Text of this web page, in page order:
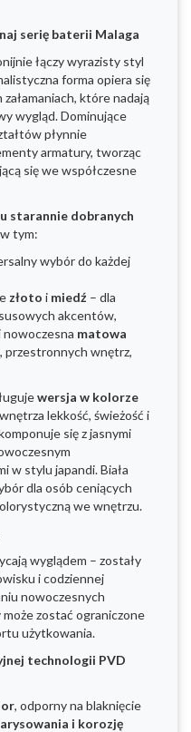
serię baterii Malaga
łączy wyrazisty styl
forma opiera się
które nadają
wygląd. Dominujące
płynnie
armatury, tworząc
się we współczesne
starannie dobranych
tym:
wybór do każdej
złoto i miedź – dla
akcentów,
nowoczesna matowa
przestronnych wnętrz,
wersja w kolorze
lekkość, świeżość i
się z jasnymi
w stylu japandi. Biała
dla osób ceniących
we wnętrzu.
wyglądem – zostały
i codziennej
nowoczesnych
może zostać ograniczone
użytkowania.
technologii PVD
, odporny na blaknięcie
i korozję